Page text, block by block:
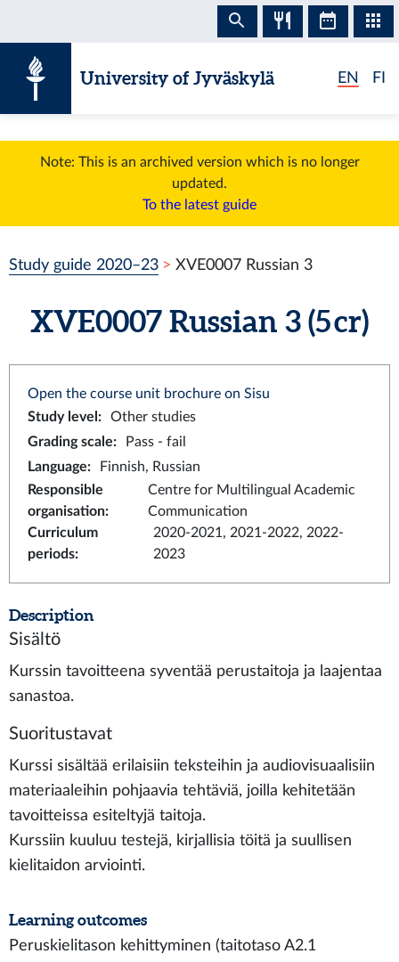
University of Jyväskylä EN FI
Note: This is an archived version which is no longer
updated.
To the latest guide
Study guide 2020–23 XVE0007 Russian 3
XVE0007 Russian 3 (5 cr)
Open the course unit brochure on Sisu
Study level :
Other studies
Grading scale:
Pass - fail
Language:
Finnish, Russian
Responsible
organisation:
Centre for Multilingual Academic
Communication
Curriculum
periods:
2020-2021, 2021-2022, 2022-
2023
Description
Sisältö
Kurssin tavoitteena syventää perustaitoja ja laajentaa
sanastoa.
Suoritustavat
Kurssi sisältää erilaisiin teksteihin ja audiovisuaalisiin
materiaaleihin pohjaavia tehtäviä, joilla kehitetään
tavoitteissa esiteltyjä taitoja.
Kurssiin kuuluu testejä, kirjallisia töitä ja suullisen
kielitaidon arviointi.
Learning outcomes
Peruskielitason kehittyminen (taitotaso A2.1